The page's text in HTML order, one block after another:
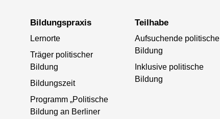
Bildungspraxis
Lernorte
Träger politischer
Bildung
Bildungszeit
Programm „Politische
Bildung an Berliner
Teilhabe
Aufsuchende politische
Bildung
Inklusive politische
Bildung